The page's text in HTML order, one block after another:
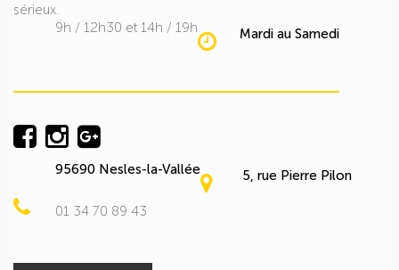
sérieux.
Mardi au Samedi
9h / 12h30 et 14h / 19h
5, rue Pierre Pilon
95690 Nesles-la-Vallée
01 34 70 89 43